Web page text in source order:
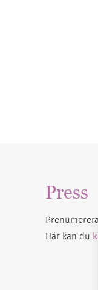
Press
Här kan du